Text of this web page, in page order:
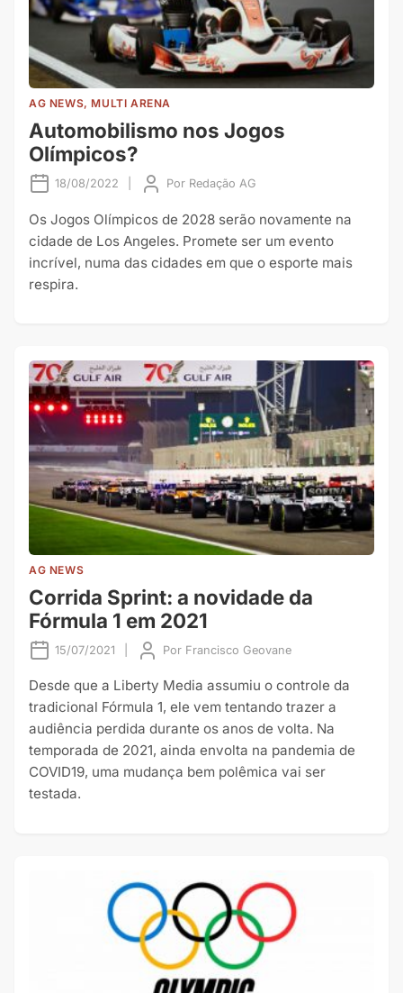
AG NEWS, MULTI ARENA
Automobilismo nos Jogos
Olímpicos?
18/08/2022 Por Redação AG
Os Jogos Olímpicos de 2028 serão novamente na
cidade de Los Angeles. Promete ser um evento
incrível, numa das cidades em que o esporte mais
respira.
AG NEWS
Corrida Sprint: a novidade da
Fórmula 1 em 2021
15/07/2021 Por Francisco Geovane
Desde que a Liberty Media assumiu o controle da
tradicional Fórmula 1, ele vem tentando trazer a
audiência perdida durante os anos de volta. Na
temporada de 2021, ainda envolta na pandemia de
COVID19, uma mudança bem polêmica vai ser
testada.